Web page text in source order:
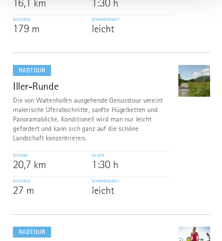
16,1 km 1:30 h
AUFSTIEG
179 m
SCHWIERIGKEIT
leicht
RADTOUR
6
Iller-Runde
©
Die von Waltenhofen ausgehende Genusstour vereint
malerische Uferabschnitte, sanfte Hügelketten und
Panoramablicke. Konditionell wird man nur leicht
gefordert und kann sich ganz auf die schöne
Landschaft konzentrieren.
DISTANZ
20,7 km
DAUER
1:30 h
AUFSTIEG
27 m
SCHWIERIGKEIT
leicht
dazu
RADTOUR
dazu